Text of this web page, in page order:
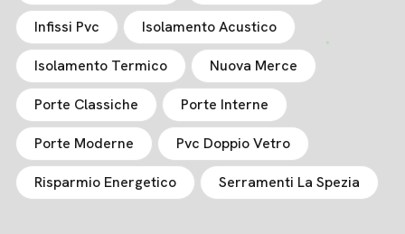
Infissi Pvc Isolamento Acustico
Isolamento Termico Nuova Merce
Porte Classiche Porte Interne
Porte Moderne Pvc Doppio Vetro
Risparmio Energetico Serramenti La Spezia